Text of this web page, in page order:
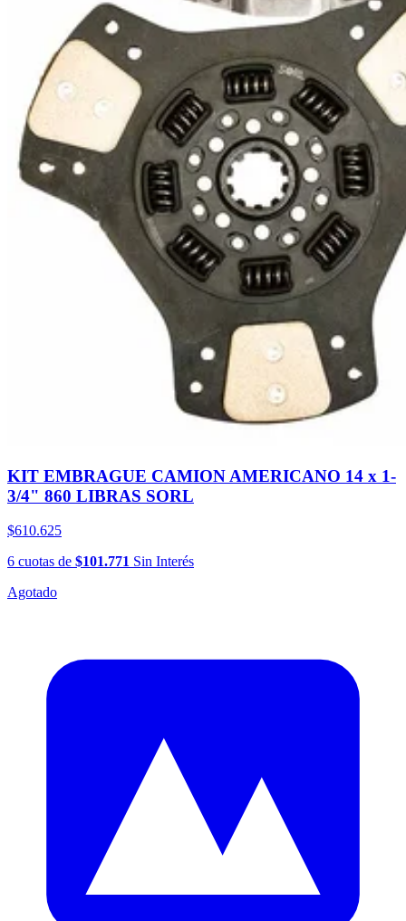
KIT EMBRAGUE CAMION AMERICANO 14 x 1-
3/4" 860 LIBRAS SORL
$610.625
6 cuotas de $101.771 Sin Interés
Agotado